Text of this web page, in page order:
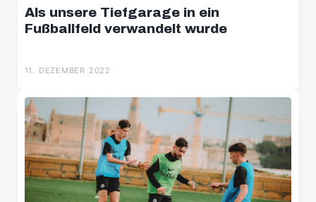
Spielerporträt
Als unsere Tiefgarage in ein
Fußballfeld verwandelt wurde
11. DEZEMBER 2022